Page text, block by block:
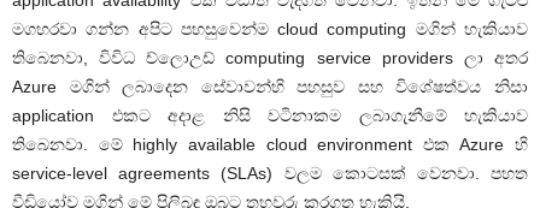
මගහරවා ගන්න අපිට පහසුවෙන්ම cloud computing මගින් හැකියාව
තිබෙනවා, විවිධ ච්ලොඋඩ් computing service providers ලා අතර
Azure මගින් ලබාදෙන සේවාවන්හි පහසුව සහ විශේෂත්වය නිසා
application එකට අදාළ නිසි වටිනාකම ලබාගැනීමේ හැකියාව
තිබෙනවා. මේ highly available cloud environment එක Azure හි
service-level agreements (SLAs) වලම කොටසක් වෙනවා. පහත
වීඩියෝව මගින් මේ පිලිබඳ ඔබට තහවුරු කරගත හැකියි.